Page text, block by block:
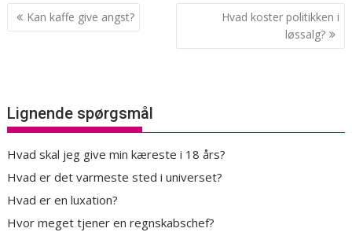
Indlægsnavigation
Kan kaffe give angst?
Hvad koster politikken i
løssalg?
Lignende spørgsmål
Hvad skal jeg give min kæreste i 18 års?
Hvad er det varmeste sted i universet?
Hvad er en luxation?
Hvor meget tjener en regnskabschef?